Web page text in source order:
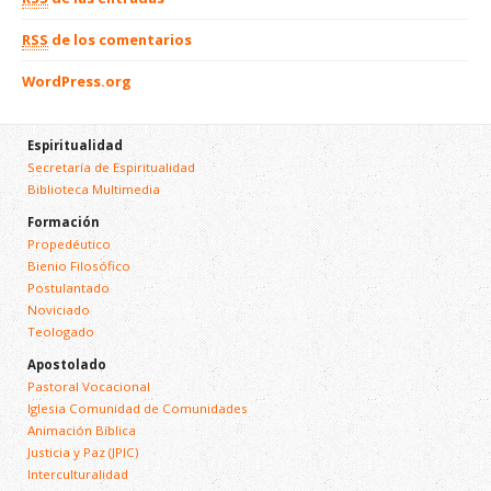
RSS de los comentarios
WordPress.org
Espiritualidad
Secretaría de Espiritualidad
Biblioteca Multimedia
Formación
Propedéutico
Bienio Filosófico
Postulantado
Noviciado
Teologado
Apostolado
Pastoral Vocacional
Iglesia Comunidad de Comunidades
Animación Bíblica
Justicia y Paz (JPIC)
Interculturalidad